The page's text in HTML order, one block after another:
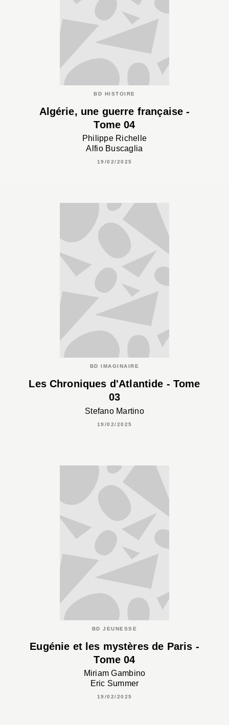
BD HISTOIRE
Algérie, une guerre française -
Tome 04
Philippe Richelle
Alfio Buscaglia
19/02/2025
BD IMAGINAIRE
Les Chroniques d'Atlantide - Tome
03
Stefano Martino
19/02/2025
BD JEUNESSE
Eugénie et les mystères de Paris -
Tome 04
Miriam Gambino
Eric Summer
19/02/2025